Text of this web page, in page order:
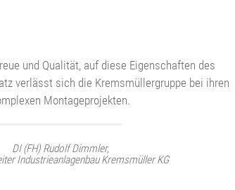
verlässt sich die Kremsmüllergruppe bei ihren